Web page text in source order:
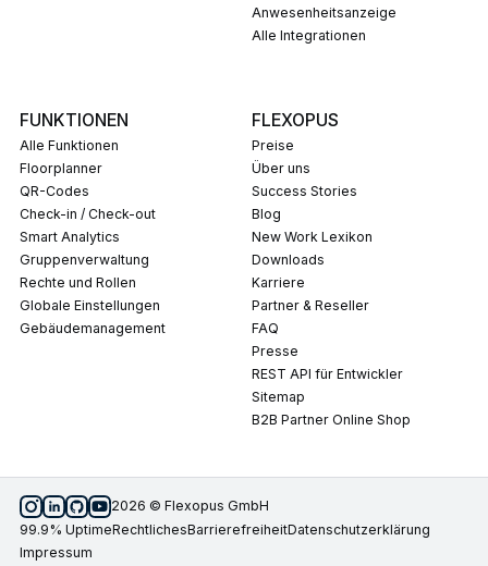
Anwesenheitsanzeige
Alle Integrationen
FUNKTIONEN
Alle Funktionen
Floorplanner
QR-Codes
Check-in / Check-out
Smart Analytics
Gruppenverwaltung
Rechte und Rollen
Globale Einstellungen
Gebäudemanagement
FLEXOPUS
Preise
Über uns
Success Stories
Blog
New Work Lexikon
Downloads
Karriere
Partner & Reseller
FAQ
Presse
REST API für Entwickler
Sitemap
B2B Partner Online Shop
2026 © Flexopus GmbH
99.9% Uptime Rechtliches Barrierefreiheit
Datenschutzerklärung
Impressum